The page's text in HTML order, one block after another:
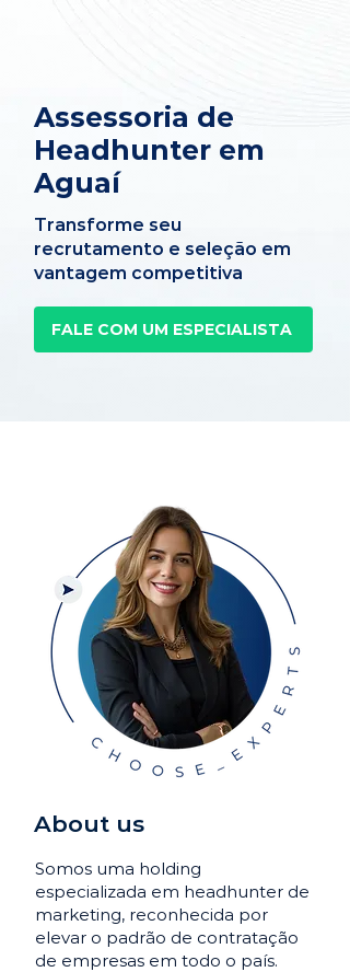
Assessoria de
Headhunter em
Aguaí
Transforme seu
recrutamento e seleção em
vantagem competitiva
FALE COM UM ESPECIALISTA
About us
Somos uma holding
especializada em headhunter de
marketing, reconhecida por
elevar o padrão de contratação
de empresas em todo o país.